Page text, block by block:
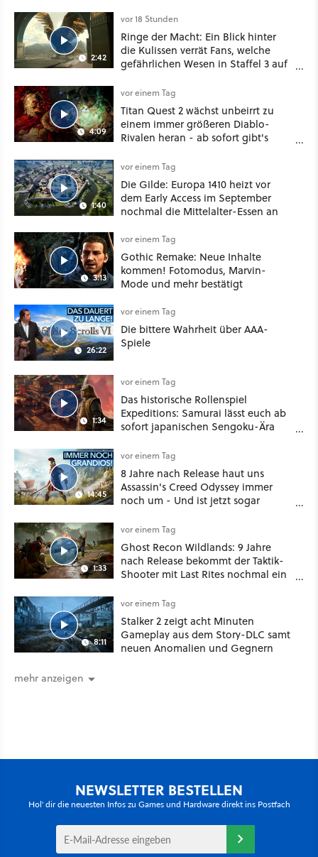
2:42
vor 18 Stunden
Ringe der Macht: Ein Blick hinter
die Kulissen verrät Fans, welche
gefährlichen Wesen in Staffel 3 auf
4:09
vor einem Tag
Titan Quest 2 wächst unbeirrt zu
einem immer größeren Diablo-
Rivalen heran - ab sofort gibt's
Klasse
1:40
vor einem Tag
Die Gilde: Europa 1410 heizt vor
dem Early Access im September
nochmal die Mittelalter-Essen an
3:13
vor einem Tag
Gothic Remake: Neue Inhalte
kommen! Fotomodus, Marvin-
Mode und mehr bestätigt
26:22
vor einem Tag
Die bittere Wahrheit über AAA-
Spiele
1:34
vor einem Tag
Das historische Rollenspiel
Expeditions: Samurai lässt euch ab
sofort japanischen Sengoku-Ära
oder Diplomatie
14:45
vor einem Tag
8 Jahre nach Release haut uns
Assassin's Creed Odyssey immer
noch um - Und ist jetzt sogar
1:33
vor einem Tag
Ghost Recon Wildlands: 9 Jahre
nach Release bekommt der Taktik-
Shooter mit Last Rites nochmal ein
8:11
vor einem Tag
Stalker 2 zeigt acht Minuten
Gameplay aus dem Story-DLC samt
neuen Anomalien und Gegnern
mehr anzeigen
NEWSLETTER BESTELLEN
Hol' dir die neuesten Infos zu Games und Hardware direkt ins Postfach